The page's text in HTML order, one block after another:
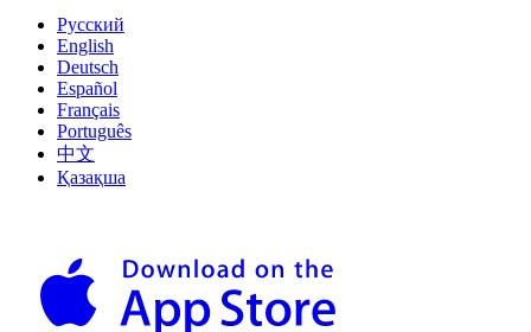
Русский
English
Deutsch
Español
Français
Português
中文
Қазақша